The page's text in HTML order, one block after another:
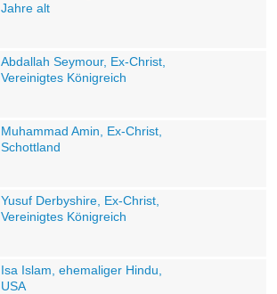
Jahre alt
Abdallah Seymour, Ex-Christ,
Vereinigtes Königreich
Muhammad Amin, Ex-Christ,
Schottland
Yusuf Derbyshire, Ex-Christ,
Vereinigtes Königreich
Isa Islam, ehemaliger Hindu,
USA